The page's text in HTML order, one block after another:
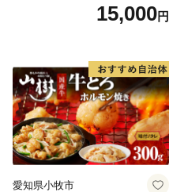
15,000円
愛知県小牧市